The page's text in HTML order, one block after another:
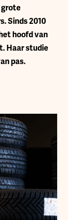
grote
Sinds 2010
hoofd van
Haar studie
pas.